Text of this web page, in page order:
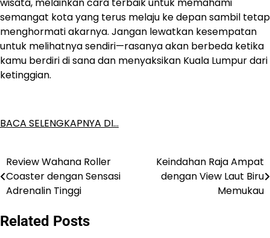
semangat kota yang terus melaju ke depan sambil tetap
menghormati akarnya. Jangan lewatkan kesempatan
untuk melihatnya sendiri—rasanya akan berbeda ketika
kamu berdiri di sana dan menyaksikan Kuala Lumpur dari
ketinggian.
BACA SELENGKAPNYA DI…
Post
navigation
Review Wahana Roller
Coaster dengan Sensasi
Adrenalin Tinggi
Keindahan Raja Ampat
dengan View Laut Biru
Memukau
Related Posts